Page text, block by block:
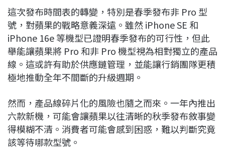
這次發布時間表的轉變，特別是春季發布非 Pro 型
號，對蘋果的戰略意義深遠。雖然 iPhone SE 和
iPhone 16e 等機型已證明春季發布的可行性，但此
舉能讓蘋果將 Pro 和非 Pro 機型視為相對獨立的產品
線。這或許有助於供應鏈管理，並能讓行銷團隊更積
極地推動全年不間斷的升級週期。
然而，產品線碎片化的風險也隨之而來。一年內推出
六款新機，可能會讓蘋果以往清晰的秋季發布敘事變
得模糊不清。消費者可能會感到困惑，難以判斷究竟
該等待哪款型號。